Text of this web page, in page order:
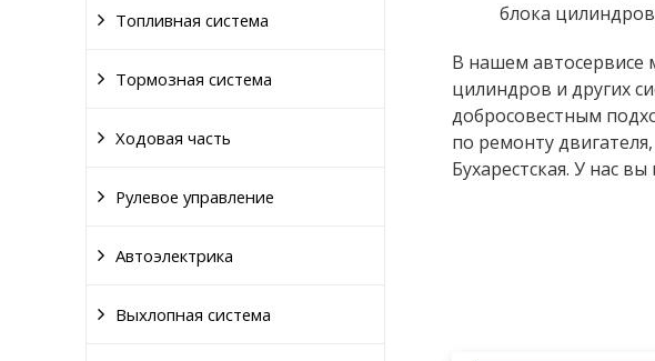
Топливная система
Тормозная система
Ходовая часть
Рулевое управление
Автоэлектрика
Выхлопная система
блока
В нашем автосервисе
цилиндров и других
добросовестным
по ремонту
Бухарестская. У нас